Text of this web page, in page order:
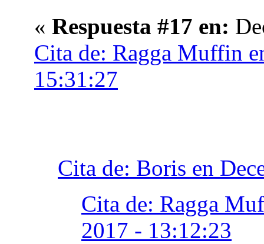
« Respuesta #17 en:
Cita de: Ragga Muffin
15:31:27
Cita de: Boris en
Cita de: Ragga
2017 - 13:12:23